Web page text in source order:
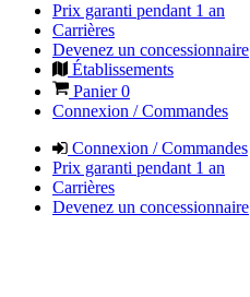
Prix garanti pendant 1 an
Carrières
Devenez un concessionnaire
Établissements
Panier0
Connexion / Commandes
Connexion / Commandes
Prix garanti pendant 1 an
Carrières
Devenez un concessionnaire